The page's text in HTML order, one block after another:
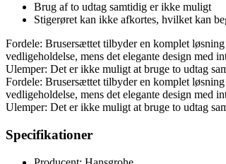
Brug af to udtag samtidig er ikke muligt
Stigerøret kan ikke afkortes, hvilket kan
Fordele: Brusersættet tilbyder en komplet
vedligeholdelse, mens det elegante design med
Ulemper: Det er ikke muligt at bruge to udtag
Fordele: Brusersættet tilbyder en komplet
vedligeholdelse, mens det elegante design med
Ulemper: Det er ikke muligt at bruge to udtag
Specifikationer